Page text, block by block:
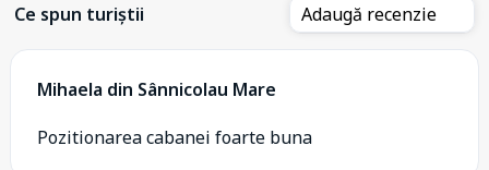
Ce spun turiștii Adaugă recenzie
Mihaela din Sânnicolau Mare
Pozitionarea cabanei foarte buna